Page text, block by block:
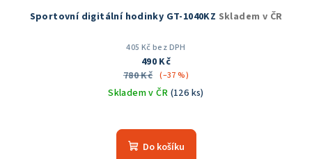
Sportovní digitální hodinky GT-1040KZ Skladem v ČR
405 Kč bez DPH
490 Kč
780 Kč (–37 %)
Skladem v ČR (126 ks)
hodnocení
produktu
Do košíku